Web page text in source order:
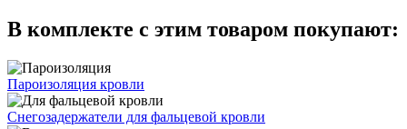
В комплекте с этим товаром покупают:
Пароизоляция кровли
Снегозадержатели для фальцевой кровли